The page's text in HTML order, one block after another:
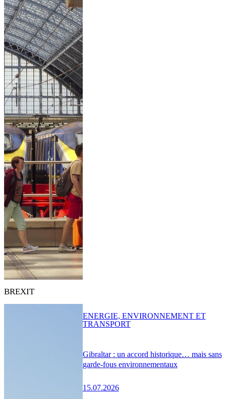
BREXIT
Gibraltar : un accord historique… mais sans
garde-fous environnementaux
15.07.2026
ENERGIE, ENVIRONNEMENT ET
TRANSPORT